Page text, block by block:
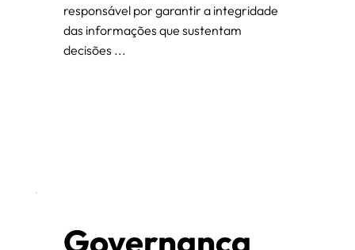
responsável por garantir a integridade
das informações que sustentam
decisões ...
Governança